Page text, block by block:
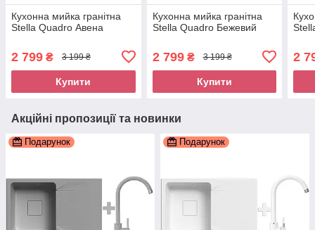
Кухонна мийка гранітна
Stella Quadro Авена
2 799 ₴ 3 199 ₴
Купити
Кухонна мийка гранітна
Stella Quadro Бежевий
2 799₴ 3 199 ₴
Купити
2
Акційні пропозиції та новинки
Подарунок Подарунок